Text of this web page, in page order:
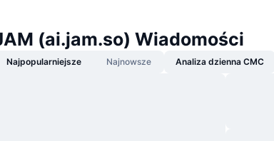
(ai.jam.so) Wiadomości
Najpopularniejsze Najnowsze Analiza dzienna CMC